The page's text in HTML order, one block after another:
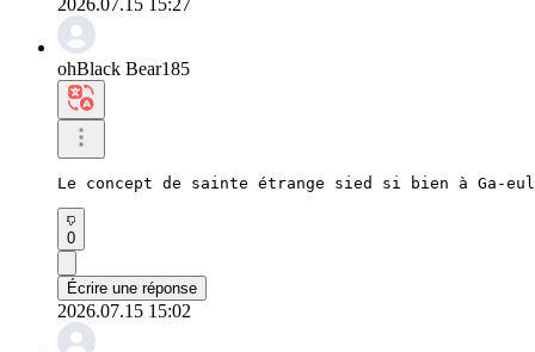
ohBlack Bear185
Le concept de sainte étrange sied si bien à Ga-
0
Écrire une réponse
2026.07.15 15:02